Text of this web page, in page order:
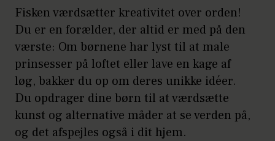
Fisken værdsætter kreativitet over orden!
Du er en forælder, der altid er med på den
værste: Om børnene har lyst til at male
prinsesser på loftet eller lave en kage af
løg, bakker du op om deres unikke idéer.
Du opdrager dine børn til at værdsætte
kunst og alternative måder at se verden på,
og det afspejles også i dit hjem.